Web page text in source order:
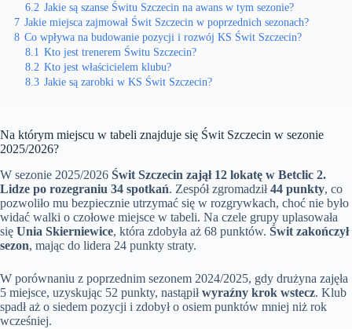
6.2 Jakie są szanse Świtu Szczecin na awans w tym sezonie?
7 Jakie miejsca zajmował Świt Szczecin w poprzednich sezonach?
8 Co wpływa na budowanie pozycji i rozwój KS Świt Szczecin?
8.1 Kto jest trenerem Świtu Szczecin?
8.2 Kto jest właścicielem klubu?
8.3 Jakie są zarobki w KS Świt Szczecin?
Na którym miejscu w tabeli znajduje się Świt Szczecin w sezonie
2025/2026?
W sezonie 2025/2026 Świt Szczecin zajął 12 lokatę w Betclic 2.
Lidze po rozegraniu 34 spotkań. Zespół zgromadził44 punkty, co
pozwoliło mu bezpiecznie utrzymać się w rozgrywkach, choć nie było
widać walki o czołowe miejsce w tabeli. Na czele grupy uplasowała
się Unia Skierniewice, która zdobyła aż 68 punktów. Świt zakończył
sezon, mając do lidera 24 punkty straty.
W porównaniu z poprzednim sezonem 2024/2025, gdy drużyna zajęła
5 miejsce, uzyskując 52 punkty, nastąpiłwyraźny krok wstecz. Klub
spadł aż o siedem pozycji i zdobył o osiem punktów mniej niż rok
wcześniej.